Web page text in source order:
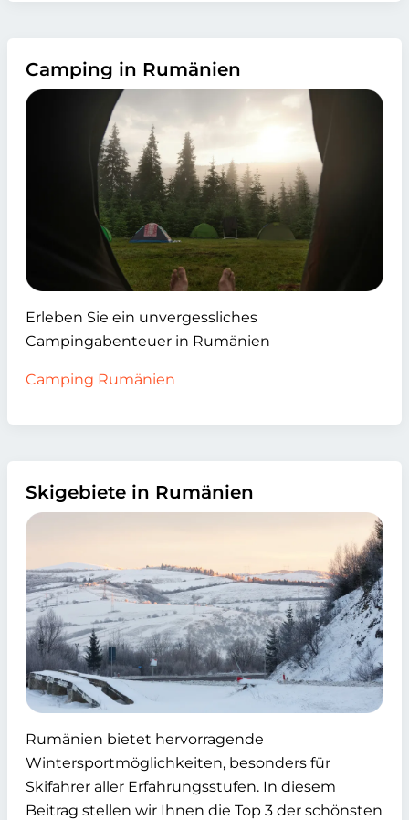
Camping in Rumänien
Erleben Sie ein unvergessliches
Campingabenteuer in Rumänien
Camping Rumänien
Skigebiete in Rumänien
Rumänien bietet hervorragende
Wintersportmöglichkeiten, besonders für
Skifahrer aller Erfahrungsstufen. In diesem
Beitrag stellen wir Ihnen die Top 3 der schönsten